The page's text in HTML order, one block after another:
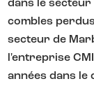
dans le
combles
secteur de
l'entreprise
années dans le